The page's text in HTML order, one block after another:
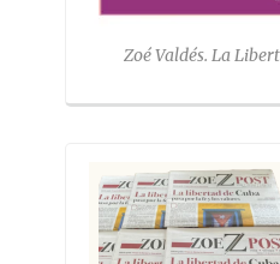
Zoé Valdés. La